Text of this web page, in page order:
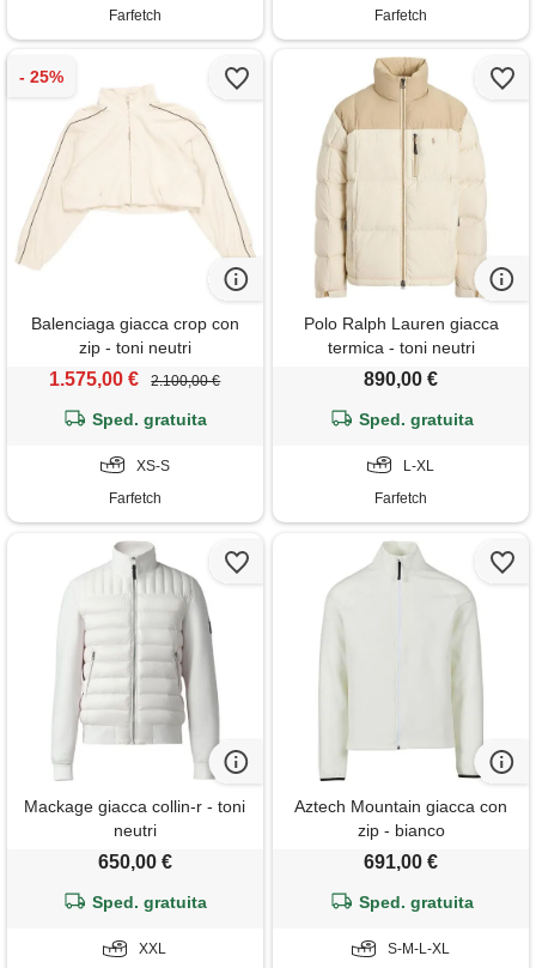
Farfetch Farfetch
Balenciaga giacca crop con
zip - toni neutri
1.575,00 € 2.100,00 €
Sped. gratuita
XS-S
Farfetch
Polo Ralph Lauren giacca
termica - toni neutri
890,00 €
Sped. gratuita
L-XL
Farfetch
Mackage giacca collin-r - toni
neutri
650,00 €
Sped. gratuita
XXL
Aztech Mountain giacca con
zip - bianco
691,00 €
Sped. gratuita
S-M-L-XL